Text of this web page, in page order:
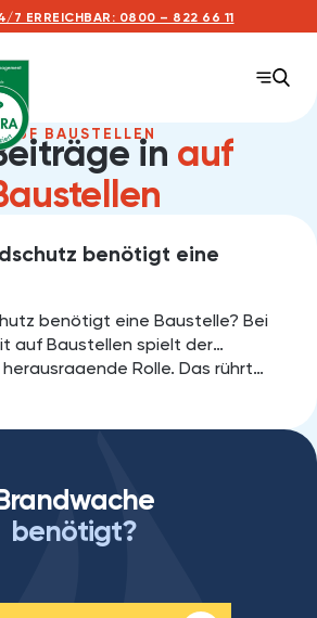
7 ERREICHBAR: 0800 – 822 66 11
AUF BAUSTELLENin auf
benötigt eine
benötigt eine Baustelle? Bei
auf Baustellen spielt der
Rolle. Das rührt…
benötigt?